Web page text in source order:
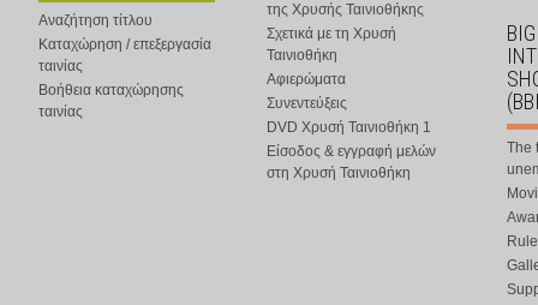
Αναζήτηση τίτλου
Καταχώρηση / επεξεργασία
ταινίας
Βοήθεια καταχώρησης
ταινίας
της Χρυσής Ταινιοθήκης
Σχετικά με τη Χρυσή
Ταινιοθήκη
Αφιερώματα
Συνεντεύξεις
DVD Χρυσή Ταινιοθήκη 1
Είσοδος & εγγραφή μελών
στη Χρυσή Ταινιοθήκη
The